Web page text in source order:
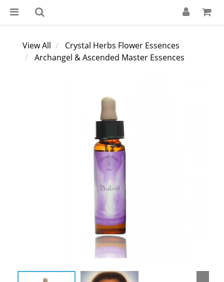
View All
Crystal Herbs Flower Essences
Archangel & Ascended Master Essences